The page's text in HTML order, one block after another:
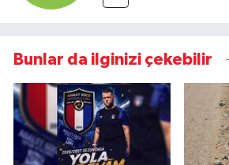
Bunlar da ilginizi çekebilir